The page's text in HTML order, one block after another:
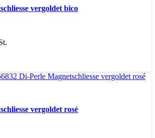
vergoldet bico
vergoldet rosé